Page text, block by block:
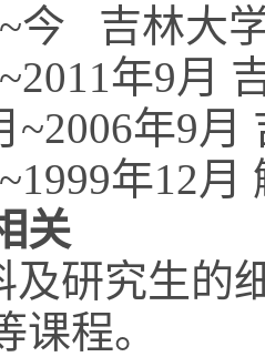
~今 吉林大
年9月
~2006年9
年12
关
及研究生的
课程。